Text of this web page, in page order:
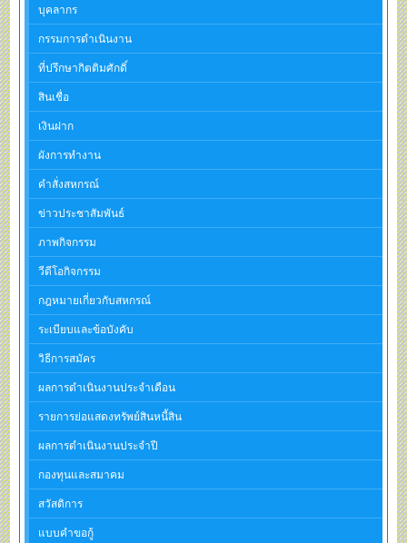
บุคลากร
กรรมการดำเนินงาน
ที่ปรึกษากิตติมศักดิ์
สินเชื่อ
เงินฝาก
ผังการทำงาน
คำสั่งสหกรณ์
ข่าวประชาสัมพันธ์
ภาพกิจกรรม
วีดีโอกิจกรรม
กฎหมายเกี่ยวกับสหกรณ์
ระเบียบและข้อบังคับ
วิธีการสมัคร
ผลการดำเนินงานประจำเดือน
รายการย่อแสดงทรัพย์สินหนี้สิน
ผลการดำเนินงานประจำปี
กองทุนและสมาคม
สวัสดิการ
แบบคำขอกู้